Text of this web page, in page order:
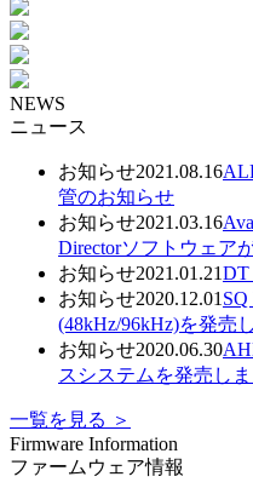
NEWS
ニュース
お知らせ2021.08.16
管のお知らせ
お知らせ2021.03.16
Directorソフトウェア
お知らせ2021.01.21DT
お知らせ2020.12.01
(48kHz/96kHz)を発売
お知らせ2020.06.30
スシステムを発売しま
一覧を見る ＞
Firmware Information
ファームウェア情報